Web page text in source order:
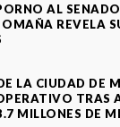
AL
REVELA
LA CIUDAD DE
TRAS
MILLONES DE